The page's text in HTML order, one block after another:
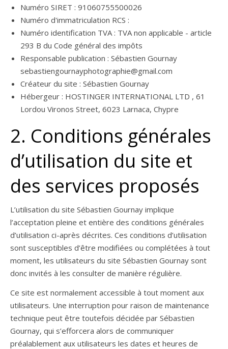
Numéro SIRET : 91060755500026
Numéro d'immatriculation RCS :
Numéro identification TVA : TVA non applicable - article
293 B du Code général des impôts
Responsable publication : Sébastien Gournay
sebastiengournayphotographie@gmail.com
Créateur du site : Sébastien Gournay
Hébergeur : HOSTINGER INTERNATIONAL LTD , 61
Lordou Vironos Street, 6023 Larnaca, Chypre
2. Conditions générales
d’utilisation du site et
des services proposés
L’utilisation du site Sébastien Gournay implique
l’acceptation pleine et entière des conditions générales
d’utilisation ci-après décrites. Ces conditions d’utilisation
sont susceptibles d’être modifiées ou complétées à tout
moment, les utilisateurs du site Sébastien Gournay sont
donc invités à les consulter de manière régulière.
Ce site est normalement accessible à tout moment aux
utilisateurs. Une interruption pour raison de maintenance
technique peut être toutefois décidée par Sébastien
Gournay, qui s’efforcera alors de communiquer
préalablement aux utilisateurs les dates et heures de